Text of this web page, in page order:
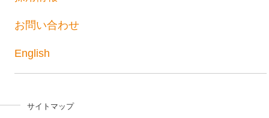
お問い合わせ
English
サイトマップ